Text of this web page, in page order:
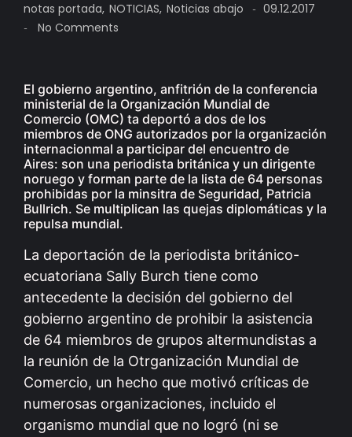
notas portada, NOTICIAS, Noticias abajo - 09.12.2017
- No Comments
El gobierno argentino, anfitrión de la conferencia
ministerial de la Organización Mundial de
Comercio (OMC) ta deportó a dos de los
miembros de ONG autorizados por la organización
internacionmal a participar del encuentro de
Aires: son una periodista británica y un dirigente
noruego y forman parte de la lista de 64 personas
prohibidas por la minsitra de Seguridad, Patricia
Bullrich. Se multiplican las quejas diplomáticas y la
repulsa mundial.
La deportación de la periodista británico-
ecuatoriana Sally Burch tiene como
antecedente la decisión del gobierno del
gobierno argentino de prohibir la asistencia
de 64 miembros de grupos altermundistas a
la reunión de la Otrganización Mundial de
Comercio, un hecho que motivó críticas de
numerosas organizaciones, incluido el
organismo mundial que no logró (ni se